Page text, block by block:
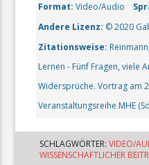
SCHLAGWÖRTER:VIDEO/
WISSENSCHAFTLICHER
Format: Video/Audio
Andere Lizenz: © 2020
Zitationsweise:
Lernen - Fünf Fragen, viele
Widersprüche. Vortrag am
Veranstaltungsreihe MHE